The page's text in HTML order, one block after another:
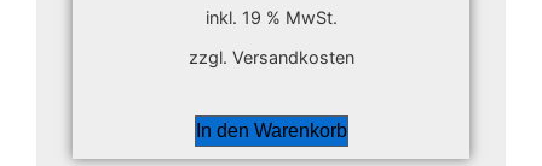
inkl. 19 % MwSt.
zzgl. Versandkosten
In den Warenkorb